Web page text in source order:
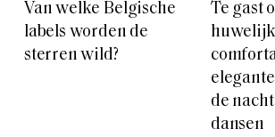
Van welke Belgische
labels worden de
sterren wild?
Te gast
de
dansen